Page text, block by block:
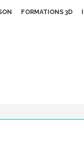
FORMATIONS 3D